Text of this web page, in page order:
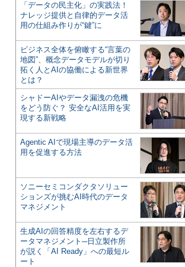
「データの民主化」の実践法！
ナレッジ提供と自律的データ活
用の仕組み作りが“鍵”に
ビジネス全体を俯瞰する“言葉の
地図”、概念データモデルが切り
拓く人とAIの協働による新世界
とは？
シャドーAIやデータ漏洩の危機
をどう防ぐ？ 安全なAI活用を実
現する新戦略
Agentic AIで現場主導のデータ活
用を促進する方法
ソニーセミコンダクタソリュー
ションズが挑むAI時代のデータ
マネジメント
生成AIの回答精度を左右するデ
ータマネジメント─日立製作所
が説く「AI Ready」への最短ル
ート